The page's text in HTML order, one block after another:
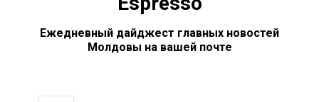
Ежедневный дайджест главных новостей
Молдовы на вашей почте